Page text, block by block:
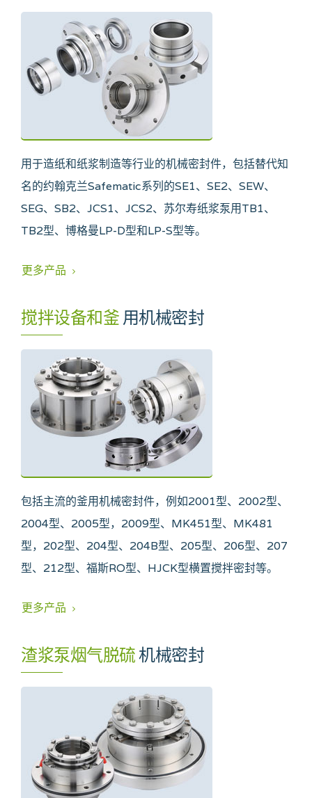
用于造纸和纸浆制造等行业的机械密封件，包括替代知
名的约翰克兰Safematic系列的SE1、SE2、SEW、
SEG、SB2、JCS1、JCS2、苏尔寿纸浆泵用TB1、
TB2型、博格曼LP-D型和LP-S型等。
更多产品
搅拌设备和釜 用机械密封
包括主流的釜用机械密封件，例如2001型、2002型、
2004型、2005型，2009型、MK451型、MK481
型，202型、204型、204B型、205型、206型、207
型、212型、福斯RO型、HJCK型横置搅拌密封等。
更多产品
渣浆泵烟气脱硫机械密封